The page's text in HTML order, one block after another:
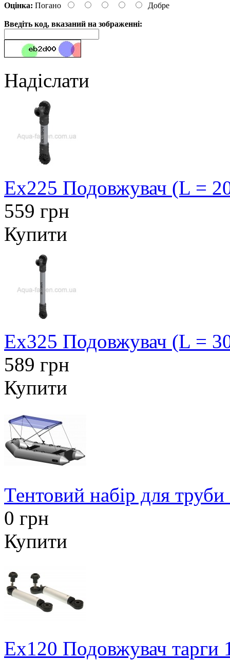
Оцінка: Погано Добре
Введіть код, вказаний на зображенні:
Надіслати
Ex225 Подовжувач (L =
559 грн
Купити
Ex325 Подовжувач (L =
589 грн
Купити
Тентовий набір для
0 грн
Купити
Ex120 Подовжувач